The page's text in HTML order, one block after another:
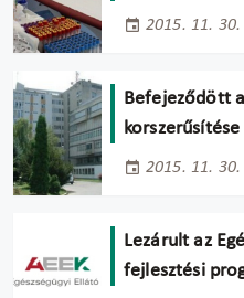
2015. 11. 30.
Befejeződött
korszerűsítése
2015. 11. 30.
Lezárult az
fejlesztési